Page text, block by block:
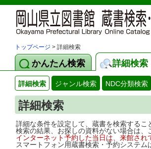
トップページ > 詳細検索
かんたん検索 詳細検索
詳細検索 ジャンル検索 NDC分類検索
詳細検索
詳細な条件を設定して、蔵書を検索するこ
検索の結果、お探しの資料がない場合は
インターネット予約した当日は、来館され
スマートフォン用蔵書検索・予約システム